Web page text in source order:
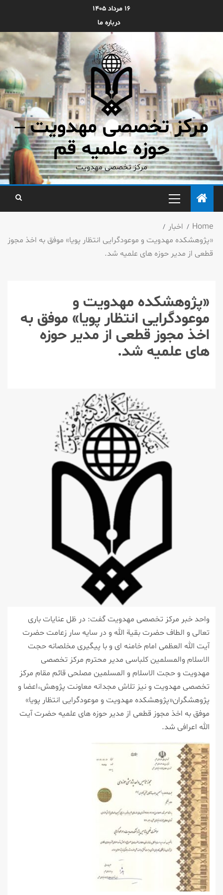
۱۶ مرداد ۱۴۰۵
درباره ما
مرکز تخصصی مهدویت –
حوزه علمیه قم
مرکز تخصصی مهدویت
Home
اخبار
«پژوهشکده مهدویت و موعودگرایی انتظار پویا» موفق به اخذ مجوز
قطعی از مدیر حوزه های علمیه شد.
«پژوهشکده مهدویت و
موعودگرایی انتظار پویا» موفق به
اخذ مجوز قطعی از مدیر حوزه
های علمیه شد.
واحد خبر مرکز تخصصی مهدویت گفت: در ظل عنایات باری
تعالی و الطاف حضرت بقیة الله و در سایه سار زعامت حضرت
آیت الله العظمی امام خامنه ای و با پیگیری مخلصانه حجت
الاسلام والمسلمین کلباسی مدیر محترم مرکز تخصصی
مهدویت و حجت الاسلام و المسلمین مصلحی قائم مقام مرکز
تخصصی مهدویت و نیز تلاش مجدانه معاونت پژوهش،اعضا و
پژوهشگران«پژوهشکده مهدویت و موعودگرایی انتظار پویا»
موفق به اخذ مجوز قطعی از مدیر حوزه های علمیه حضرت آیت
الله اعرافی شد.